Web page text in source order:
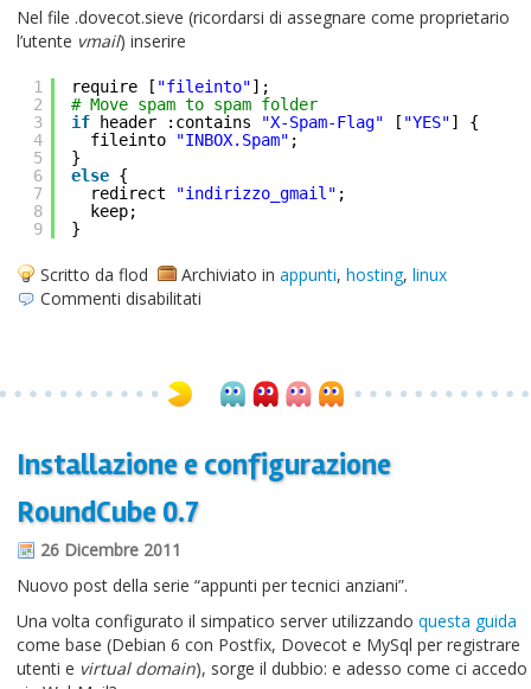
Nel file .dovecot.sieve (ricordarsi di assegnare come proprietario
l’utente vmail) inserire
1
2
3
4
5
6
7
8
9
require [ "fileinto"];
# Move spam to spam folder
if
header :contains "X-Spam-Flag" [ "YES"] {
fileinto
"INBOX.Spam" ;
}
else {
redirect
"indirizzo_gmail" ;
keep;
}
Scritto da flod Archiviato in appunti, hosting, linux
Commenti disabilitati
mail
(Dovecot)
Installazione e configurazione
RoundCube 0.7
26 Dicembre 2011
Nuovo post della serie “appunti per tecnici anziani”.
Una volta configurato il simpatico server utilizzando questa guida
come base (Debian 6 con Postfix, Dovecot e MySql per registrare
utenti e virtual domain), sorge il dubbio: e adesso come ci accedo